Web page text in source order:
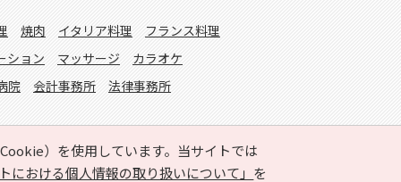
）を使用しています。当サイトでは
における個人情報の取り扱いについて」 を
焼肉 イタリア料理
フランス料理
ション マッサージ
カラオケ
院 会計事務所 法律事務所